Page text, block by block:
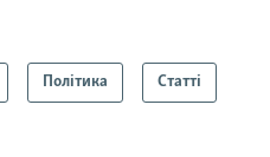
Політика Статті